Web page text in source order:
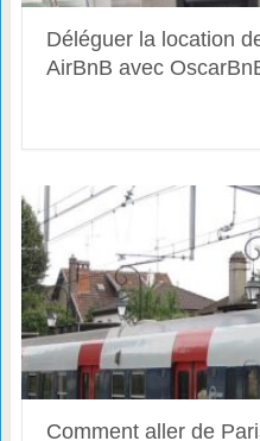
Déléguer la location
AirBnB avec
Comment aller de